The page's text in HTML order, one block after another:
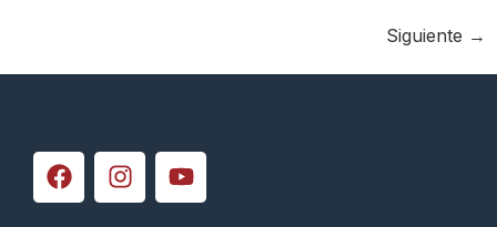
Siguiente →